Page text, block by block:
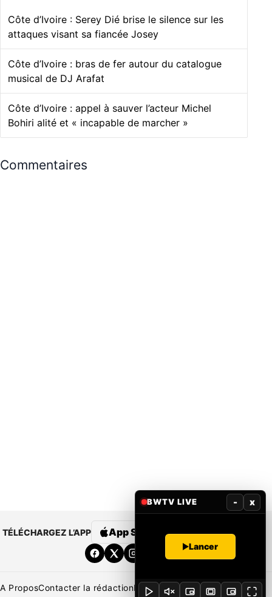
Côte d’Ivoire : Serey Dié brise le silence sur les
attaques visant sa fiancée Josey
Côte d’Ivoire : bras de fer autour du catalogue
musical de DJ Arafat
Côte d’Ivoire : appel à sauver l’acteur Michel
Bohiri alité et « incapable de marcher »
Commentaires
TÉLÉCHARGEZ L’APP App Store Google Play
A ProposContacter la rédactionRédaction Mentions légales
BWTV LIVE - x
Lancer